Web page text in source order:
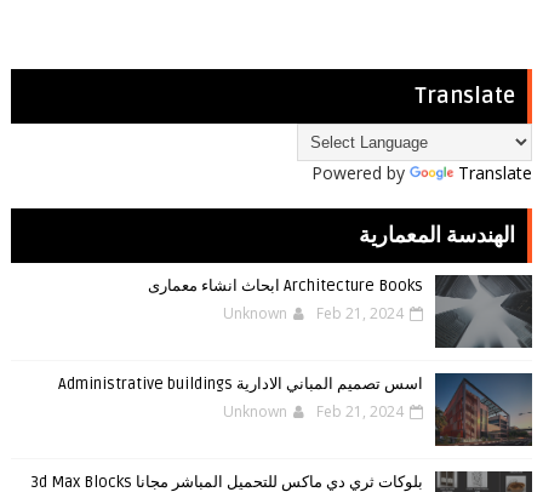
Translate
Powered by Translate
الهندسة المعمارية
Architecture Books ابحاث انشاء معمارى
Unknown Feb 21, 2024
اسس تصميم المباني الادارية Administrative buildings
Unknown Feb 21, 2024
بلوكات ثري دي ماكس للتحميل المباشر مجانا 3d Max Blocks